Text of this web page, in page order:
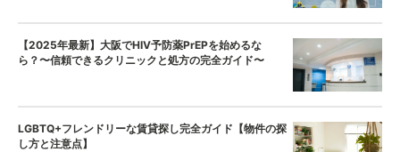
【2025年最新】大阪でHIV予防薬PrEPを始めるな
ら？〜信頼できるクリニックと処方の完全ガイド〜
LGBTQ+フレンドリーな賃貸探し完全ガイド【物件の探
し方と注意点】